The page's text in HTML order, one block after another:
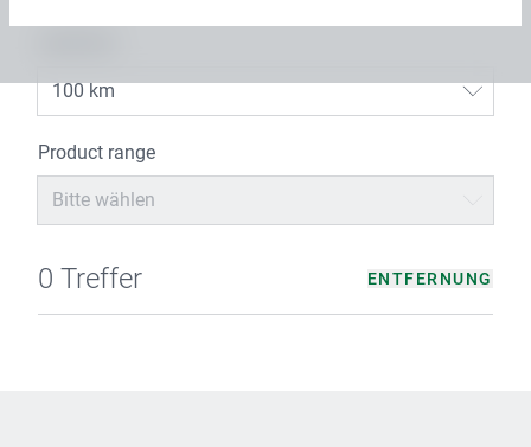
100 km
Product range
Bitte wählen
0 Treffer ENTFERNUNG